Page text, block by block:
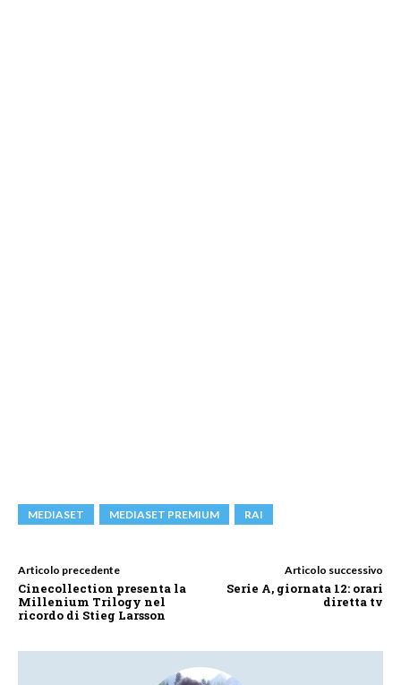
MEDIASET MEDIASET PREMIUM RAI
Articolo precedente
Cinecollection presenta la
Millenium Trilogy nel
ricordo di Stieg Larsson
Articolo successivo
Serie A, giornata 12: orari
diretta tv